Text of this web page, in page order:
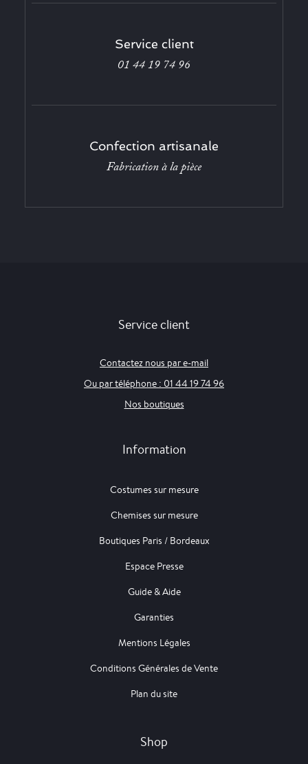
Service client
01 44 19 74 96
Confection artisanale
Fabrication à la pièce
Service client
Contactez nous par e-mail
Ou par téléphone : 01 44 19 74 96
Nos boutiques
Information
Costumes sur mesure
Chemises sur mesure
Boutiques Paris / Bordeaux
Espace Presse
Guide & Aide
Garanties
Mentions Légales
Conditions Générales de Vente
Plan du site
Shop